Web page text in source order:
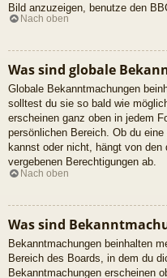
Bild anzuzeigen, benutze den
Nach oben
Was sind globale
Globale Bekanntmachungen
solltest du sie so bald wie
erscheinen ganz oben in jedem
persönlichen Bereich. Ob du
kannst oder nicht, hängt von
vergebenen Berechtigungen ab.
Nach oben
Was sind
Bekanntmachungen beinhalten
Bereich des Boards, in dem du
Bekanntmachungen erscheinen